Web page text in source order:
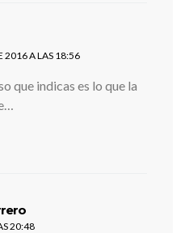
2016 A LAS 18:56
que indicas es lo que la
20:48